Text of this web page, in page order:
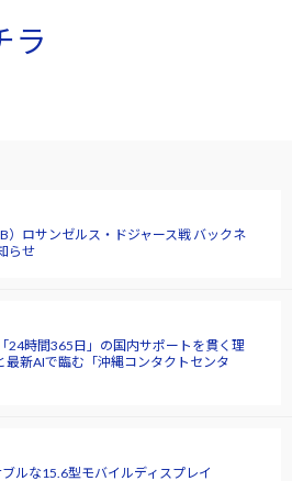
ラ
）ロサンゼルス・ドジャース戦 バックネ
らせ
24時間365日」の国内サポートを貫く理
新AIで臨む「沖縄コンタクトセンタ
ルな15.6型モバイルディスプレイ